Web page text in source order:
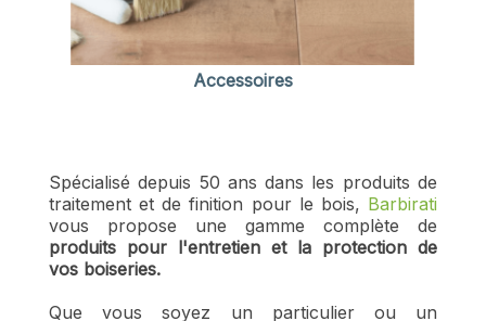
Accessoires
Spécialisé depuis 50 ans dans les produits de
traitement et de finition pour le bois, Barbirati
vous propose une gamme complète de
produits pour l'entretien et la protection de
vos boiseries.
Que vous soyez un particulier ou un